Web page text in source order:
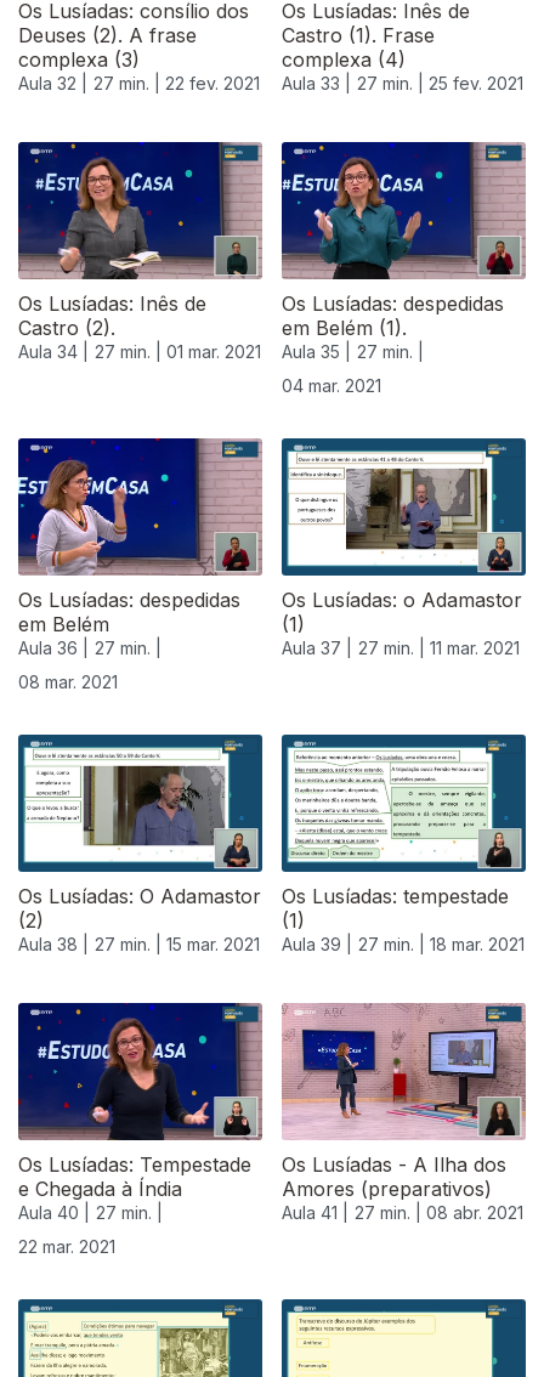
Os Lusíadas: consílio dos
Deuses (2). A frase
complexa (3)
Aula 32 | 27 min. | 22 fev. 2021
Os Lusíadas: Inês de
Castro (1). Frase
complexa (4)
Aula 33 | 27 min. | 25 fev. 2021
Os Lusíadas: Inês de
Castro (2).
Aula 34 | 27 min. | 01 mar. 2021
Os Lusíadas: despedidas
em Belém (1).
Aula 35 |
27 min. |
04 mar. 2021
528152
Os Lusíadas: despedidas
em Belém
Aula 36 |
27 min. |
08 mar. 2021
Os Lusíadas: o Adamastor
(1)
Aula 37 | 27 min. | 11 mar. 2021
Os Lusíadas: O Adamastor
(2)
Aula 38 | 27 min. | 15 mar. 2021
Os Lusíadas: tempestade
(1)
Aula 39 | 27 min. | 18 mar. 2021
Os Lusíadas: Tempestade
e Chegada à Índia
Aula 40 |
27 min. |
22 mar. 2021
Os Lusíadas - A Ilha dos
Amores (preparativos)
Aula 41 | 27 min. | 08 abr. 2021